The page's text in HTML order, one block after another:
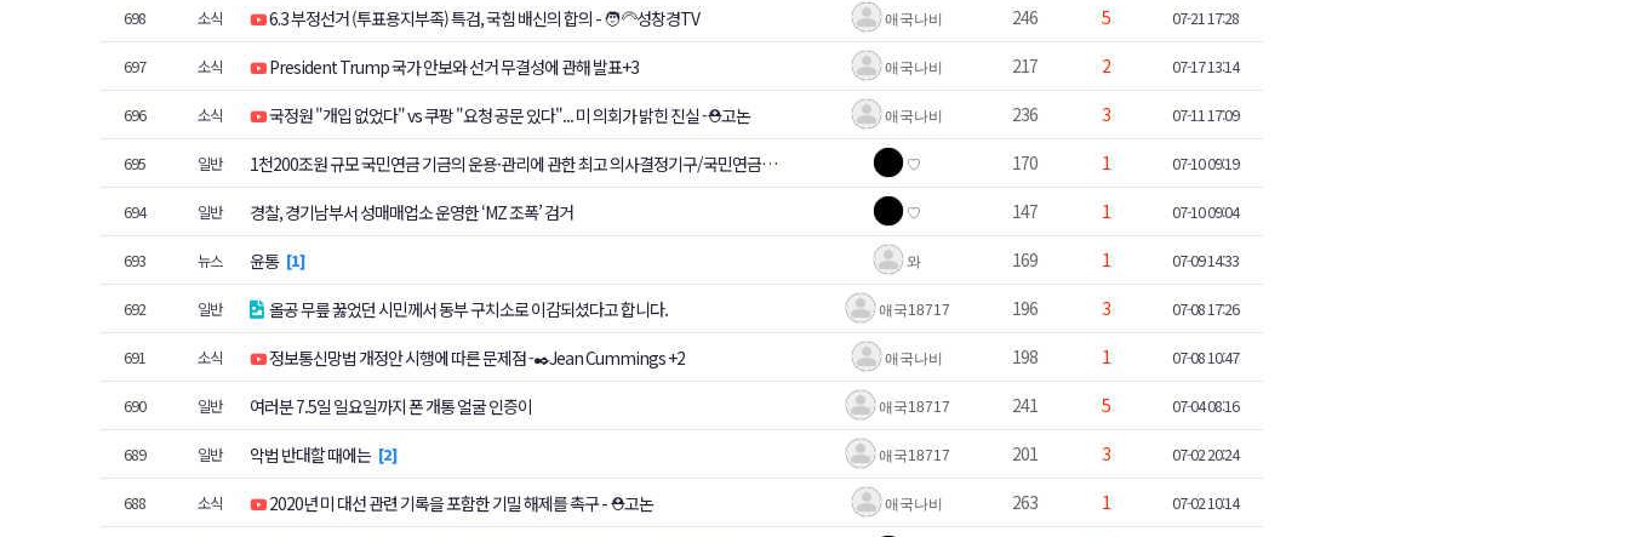
698 소식 6.3 부정선거 (투표용지부족) 특검, 국힘 배신의 합의 - 🧑‍🦳성창경TV 애국나비 246 5 07-21 17:28
697 소식 President Trump 국가 안보와 선거 무결성에 관해 발표+3 애국나비 217 2 07-17 13:14
696 소식 국정원 "개입 없었다" vs 쿠팡 "요청 공문 있다"... 미 의회가 밝힌 진실 -⛑️고논 애국나비 236 3 07-11 17:09
695 일반
1천200조원 규모 국민연금 기금의 운용·관리에 관한 최고 의사결정기구/국민연금
기금운용전문위원, 연임 가능해진다…최대 6년/청와대 사회수석에 민노총 출신 김
경자
♡ 170 1 07-10 09:19
694 일반 경찰, 경기남부서 성매매업소 운영한 ‘MZ 조폭’ 검거 ♡ 147 1 07-10 09:04
693 뉴스 윤통 1 와 169 1 07-09 14:33
692 일반 올공 무릎 꿇었던 시민께서 동부 구치소로 이감되셨다고 합니다. 애국18717 196 3 07-08 17:26
691 소식 정보통신망법 개정안 시행에 따른 문제점 -✒️Jean Cummings +2 애국나비 198 1 07-08 10:47
690 일반 여러분 7.5일 일요일까지 폰 개통 얼굴 인증이 애국18717 241 5 07-04 08:16
689 일반 악법 반대할 때에는 2 애국18717 201 3 07-02 20:24
688 소식 2020년 미 대선 관련 기록을 포함한 기밀 해제를 촉구 - ⛑️고논 애국나비 263 1 07-02 10:14